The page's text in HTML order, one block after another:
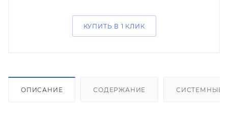
КУПИТЬ В 1 КЛИК
ОПИСАНИЕ СОДЕРЖАНИЕ СИСТЕМНЫЕ